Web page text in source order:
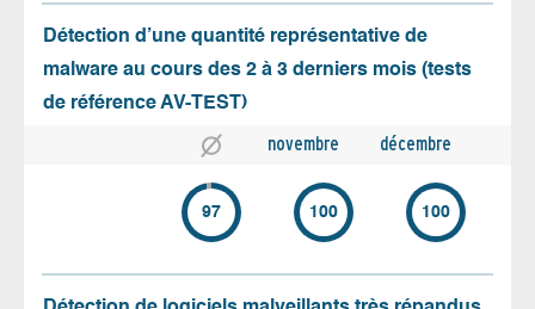
Détection d’une quantité représentative de
malware au cours des 2 à 3 derniers mois (tests
de référence AV-TEST)
novembre décembre
97 100 100